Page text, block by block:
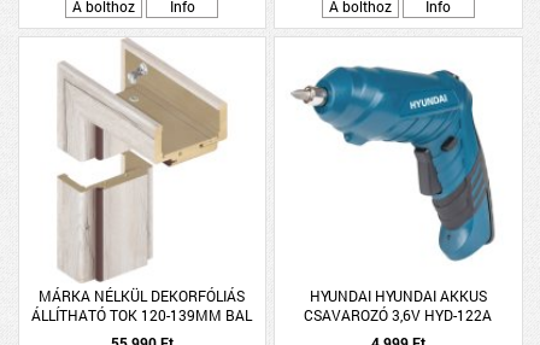
A bolthoz
Info
A bolthoz
Info
MÁRKA NÉLKÜL DEKORFÓLIÁS
ÁLLÍTHATÓ TOK 120-139MM BAL
HAVAS TÖLGY 90X210CM BELTÉRI
HYUNDAI HYUNDAI AKKUS
CSAVAROZÓ 3,6V HYD-122A